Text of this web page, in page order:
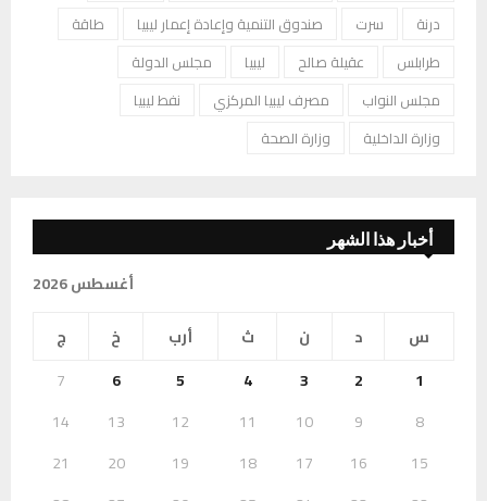
درنة
سرت صندوق التنمية وإعادة إعمار ليبيا
طاقة
طرابلس
عقيلة صالح ليبيا
مجلس الدولة
مجلس النواب
مصرف ليبيا المركزي
نفط ليبيا
وزارة الداخلية
وزارة الصحة
أخبار هذا الشهر
أغسطس 2026
س
د ن ث أرب خ
ج
1
2
3
4
5
6
7
8
9
10
11
12
13
14
15
16
17
18
19
20
21